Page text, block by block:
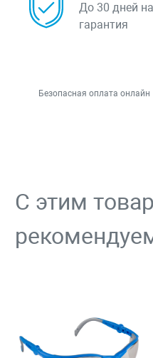
До 30 дней
гарантия
Безопасная оплата онлайн
С этим